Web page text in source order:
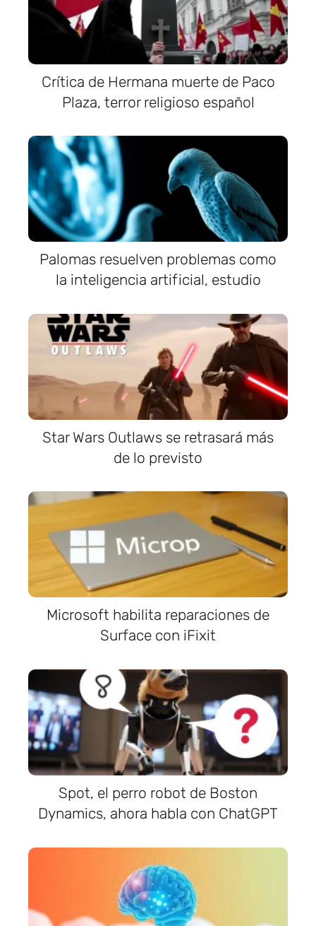
Crítica de Hermana muerte de Paco
Plaza, terror religioso español
Palomas resuelven problemas como
la inteligencia artificial, estudio
Star Wars Outlaws se retrasará más
de lo previsto
Microsoft habilita reparaciones de
Surface con iFixit
Spot, el perro robot de Boston
Dynamics, ahora habla con ChatGPT